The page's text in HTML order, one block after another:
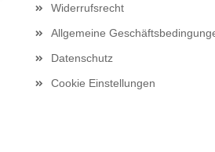
Widerrufsrecht
Allgemeine
Datenschutz
Cookie Einstellungen